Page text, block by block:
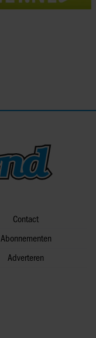
Contact
Abonnementen
Adverteren